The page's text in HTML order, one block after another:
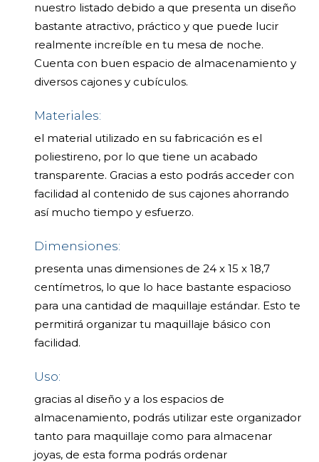
nuestro listado debido a que presenta un diseño
bastante atractivo, práctico y que puede lucir
realmente increíble en tu mesa de noche.
Cuenta con buen espacio de almacenamiento y
diversos cajones y cubículos.
Materiales:
el material utilizado en su fabricación es el
poliestireno, por lo que tiene un acabado
transparente. Gracias a esto podrás acceder con
facilidad al contenido de sus cajones ahorrando
así mucho tiempo y esfuerzo.
Dimensiones:
presenta unas dimensiones de 24 x 15 x 18,7
centímetros, lo que lo hace bastante espacioso
para una cantidad de maquillaje estándar. Esto te
permitirá organizar tu maquillaje básico con
facilidad.
Uso:
gracias al diseño y a los espacios de
almacenamiento, podrás utilizar este organizador
tanto para maquillaje como para almacenar
joyas, de esta forma podrás ordenar